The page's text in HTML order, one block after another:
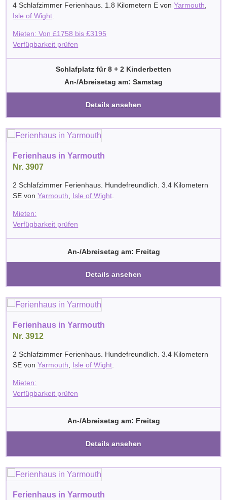
4 Schlafzimmer Ferienhaus. 1.8 Kilometern E vonYarmouth
Isle of Wight
Mieten: Von£1758 bis£3195
Verfügbarkeit prüfen
Schlafplatz für 8 + 2 Kinderbetten
An-/Abreisetag am: Samstag
Details ansehen
Ferienhaus in Yarmouth
Nr. 3907
2 Schlafzimmer Ferienhaus. Hundefreundlich. 3.4 Kilometern
SE vonYarmouth Isle of Wight
Mieten:
Verfügbarkeit prüfen
An-/Abreisetag am: Freitag
Details ansehen
Ferienhaus in Yarmouth
Nr. 3912
2 Schlafzimmer Ferienhaus. Hundefreundlich. 3.4 Kilometern
SE vonYarmouth, Isle of Wight.
Mieten:
Verfügbarkeit prüfen
An-/Abreisetag am: Freitag
Details ansehen
Ferienhaus in Yarmouth